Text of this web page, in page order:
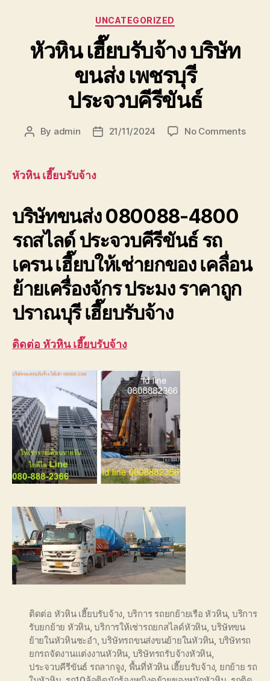
Categories
UNCATEGORIZED
หัวหิน เฮี๊ยบรับจ้าง บริษัท
ขนส่ง เพชรบุรี
ประจวบคีรีขันธ์
Post
By admin
Post21/11/2024 No Commentson
หัวหิน เฮี๊ยบรับจ้าง
บริษัทขนส่ง 080088-4800
รถสไลด์ ประจวบคีรีขันธ์ รถ
เครน เฮี๊ยบให้เช่ายกของ เคลื่อน
ย้ายเครื่องจักร ประมง ราคาถูก
ปราณบุรี เฮี๊ยบรับจ้าง
ติดต่อ หัวหิน เฮี๊ยบรับจ้าง
ติดต่อ หัวหิน เฮี๊ยบรับจ้าง บริการ รถยกย้ายเรือ หัวหิน, บริการ
รับยกย้าย หัวหิน,บริการให้เช่ารถยกสไลด์หัวหิน,บริษัทขน
ย้ายในหัวหินชะอำ ,บริษัทรถขนส่งขนย้ายในหัวหิน บริษัทรถ
ยกรถจัดงานแต่งงานหัวหิน บริษัทรถรับจ้างหัวหิน,
ประจวบคีรีขันธ์ รถลากจูง พื้นที่หัวหิน เฮี๊ยบรับจ้าง, ยกย้าย รถ